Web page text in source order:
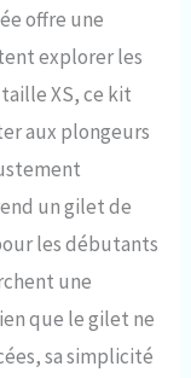
offre une
explorer les
taille XS, ce kit
aux plongeurs
un gilet de
les débutants
une
que le gilet ne
sa simplicité